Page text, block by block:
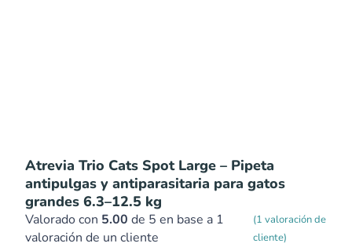
Atrevia Trio Cats Spot Large – Pipeta
antipulgas y antiparasitaria para gatos
grandes 6.3–12.5 kg
Valorado con 5.00 de 5 en base a 1
valoración de un cliente
(1 valoración de
cliente)